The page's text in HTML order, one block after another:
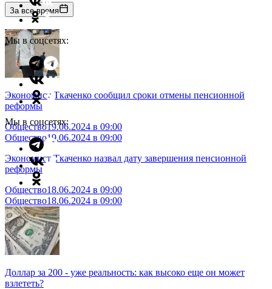
Мы в соцсетях:
Мы в соцсетях:
За все время
Экономист Ткаченко сообщил сроки отмены пенсионной
реформы
Общество19.06.2024 в 09:00
Общество19.06.2024 в 09:00
Экономист Ткаченко назвал дату завершения пенсионной
реформы
Общество18.06.2024 в 09:00
Общество18.06.2024 в 09:00
Доллар за 200 - уже реальность: как высоко еще он может
взлететь?